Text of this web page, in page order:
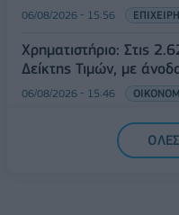
06/08/2026 - 15:56
Χρηματιστήριο: Στις
Δείκτης Τιμών, με
06/08/2026 - 15:46